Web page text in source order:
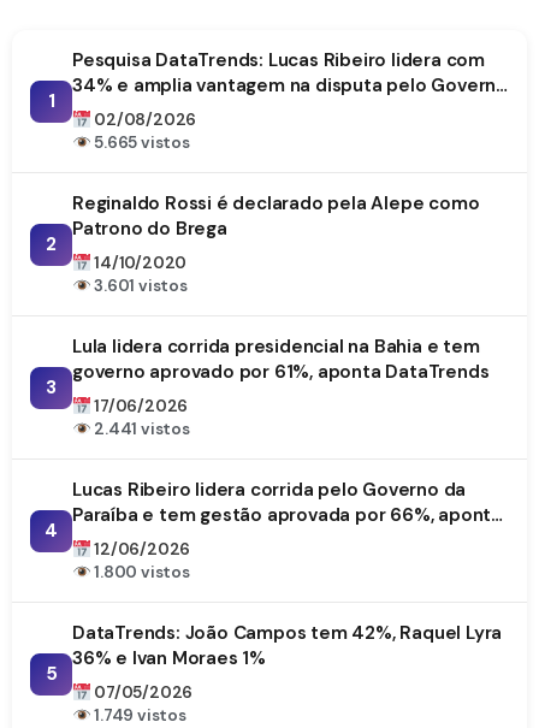
1
Pesquisa DataTrends: Lucas Ribeiro lidera com
34% e amplia vantagem na disputa pelo Governo
da Paraíba
02/08/2026
5.665 vistos
2
Reginaldo Rossi é declarado pela Alepe como
Patrono do Brega
14/10/2020
3.601 vistos
3
Lula lidera corrida presidencial na Bahia e tem
governo aprovado por 61%, aponta DataTrends
17/06/2026
2.441 vistos
4
Lucas Ribeiro lidera corrida pelo Governo da
Paraíba e tem gestão aprovada por 66%, aponta
DataTrends
12/06/2026
1.800 vistos
5
DataTrends: João Campos tem 42%, Raquel Lyra
36% e Ivan Moraes 1%
07/05/2026
1.749 vistos